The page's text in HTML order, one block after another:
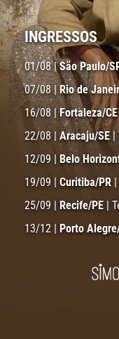
INGRESSOS
01/08 |São Paulo/
07/08 |Rio de
16/08 |Fortaleza/CE
22/08 |Aracaju/SE|
12/09 | Belo
19/09 | Curitiba/PR
25/09 | Recife/PE |
13/12 | Porto